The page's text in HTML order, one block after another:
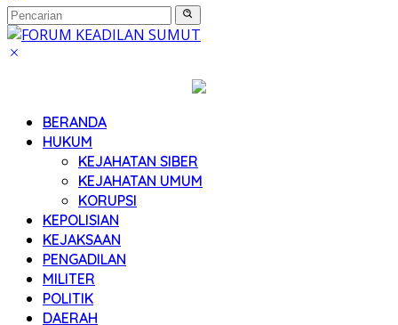
BERANDA
HUKUM
KEJAHATAN SIBER
KEJAHATAN UMUM
KORUPSI
KEPOLISIAN
KEJAKSAAN
PENGADILAN
MILITER
POLITIK
DAERAH